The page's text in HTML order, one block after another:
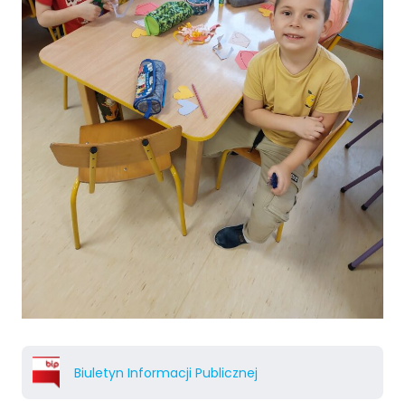
Biuletyn Informacji Publicznej